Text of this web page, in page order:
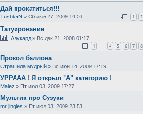
Дай прокатиться!!!
TushkaN » Сб июн 27, 2009 14:36 1 2
Татуирование
Алукард » Вс дек 21, 2008 01:17
1 4 5 6 7 8
Прокол баллона
Страшила мудрый » Вс июн 14, 2009 17:19
УРРААА ! Я открыл "А" категорию !
Malez » Пт июл 03, 2009 17:27
Мультик про Сузуки
mr jingles » Пт июл 03, 2009 23:53